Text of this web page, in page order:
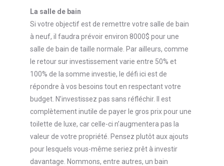
La salle de bain
Si votre objectif est de remettre votre salle de bain
à neuf, il faudra prévoir environ 8000$ pour une
salle de bain de taille normale. Par ailleurs, comme
le retour sur investissement varie entre 50% et
100% de la somme investie, le défi ici est de
répondre à vos besoins tout en respectant votre
budget. N’investissez pas sans réfléchir. Il est
complètement inutile de payer le gros prix pour une
toilette de luxe, car celle-ci n’augmentera pas la
valeur de votre propriété. Pensez plutôt aux ajouts
pour lesquels vous-même seriez prêt à investir
davantage. Nommons, entre autres, un bain